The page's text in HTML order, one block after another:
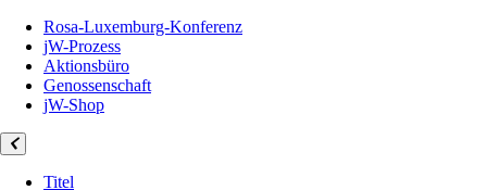
Rosa-Luxemburg-Konferenz
jW-Prozess
Aktionsbüro
Genossenschaft
jW-Shop
Titel